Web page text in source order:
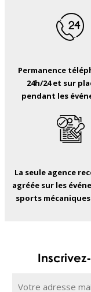
Permanence
24h/24 et sur
pendant les
La seule agence
agréée sur les
sports